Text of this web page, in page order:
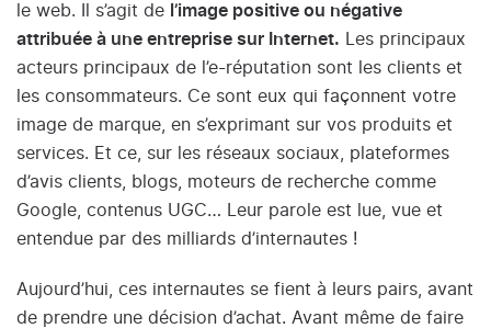
le web. Il s’agit de l’image positive ou négative
attribuée à une entreprise sur Internet. Les principaux
acteurs principaux de l’e-réputation sont les clients et
les consommateurs. Ce sont eux qui façonnent votre
image de marque, en s’exprimant sur vos produits et
services. Et ce, sur les réseaux sociaux, plateformes
d’avis clients, blogs, moteurs de recherche comme
Google, contenus UGC… Leur parole est lue, vue et
entendue par des milliards d’internautes !
Aujourd’hui, ces internautes se fient à leurs pairs, avant
de prendre une décision d’achat. Avant même de faire